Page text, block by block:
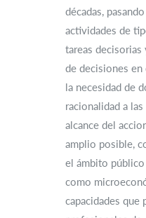
décadas,
actividades de
tareas decisorias
de decisiones
la necesidad de
racionalidad a
alcance del
amplio posible,
el ámbito
como
capacidades que